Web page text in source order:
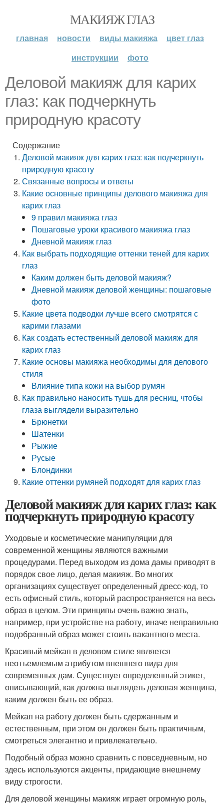
МАКИЯЖ ГЛАЗ
главная новости виды макияжа
цвет глаз
инструкции
фото
Деловой макияж для карих
глаз: как подчеркнуть
природную красоту
Содержание
Деловой макияж для карих глаз: как подчеркнуть
природную красоту
Связанные вопросы и ответы
Какие основные принципы делового макияжа для
карих глаз
9 правил макияжа глаз
Пошаговые уроки красивого макияжа глаз
Дневной макияж глаз
Как выбрать подходящие оттенки теней для карих
глаз
Каким должен быть деловой макияж?
Дневной макияж деловой женщины: пошаговые
фото
Какие цвета подводки лучше всего смотрятся с
карими глазами
Как создать естественный деловой макияж для
карих глаз
Какие основы макияжа необходимы для делового
стиля
Влияние типа кожи на выбор румян
Как правильно наносить тушь для ресниц, чтобы
глаза выглядели выразительно
Брюнетки
Шатенки
Рыжие
Русые
Блондинки
Какие оттенки румяней подходят для карих глаз
Деловой макияж для карих глаз: как
подчеркнуть природную красоту
Уходовые и косметические манипуляции для
современной женщины являются важными
процедурами. Перед выходом из дома дамы приводят в
порядок свое лицо, делая макияж. Во многих
организациях существует определенный дресс-код, то
есть офисный стиль, который распространяется на весь
образ в целом. Эти принципы очень важно знать,
например, при устройстве на работу, иначе неправильно
подобранный образ может стоить вакантного места.
Красивый мейкап в деловом стиле является
неотъемлемым атрибутом внешнего вида для
современных дам. Существует определенный этикет,
описывающий, как должна выглядеть деловая женщина,
каким должен быть ее образ.
Мейкап на работу должен быть сдержанным и
естественным, при этом он должен быть практичным,
смотреться элегантно и привлекательно.
Подобный образ можно сравнить с повседневным, но
здесь используются акценты, придающие внешнему
виду строгости.
Для деловой женщины макияж играет огромную роль,